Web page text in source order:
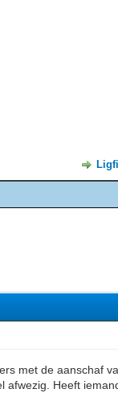
met de aanschaf
afwezig. Heeft